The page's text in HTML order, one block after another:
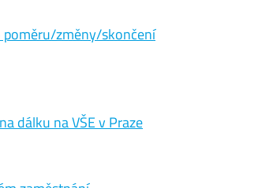
poměru/změny/skončení
dálku na VŠE v Praze